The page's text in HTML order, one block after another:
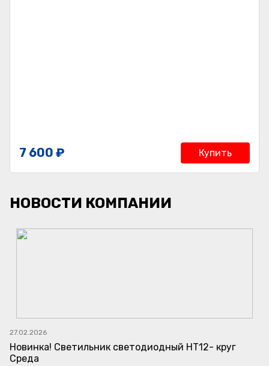
7 600 ₽ Купить
НОВОСТИ КОМПАНИИ
27.02.2026
Новинка! Светильник светодиодный НТ12- круг
Среда